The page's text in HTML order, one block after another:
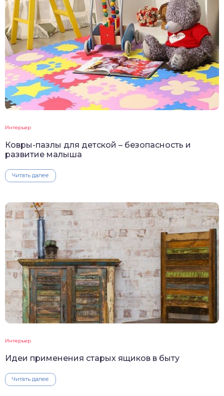
Интерьер
Ковры-пазлы для детской – безопасность и
развитие малыша
Читать далее
Интерьер
Идеи применения старых ящиков в быту
Читать далее